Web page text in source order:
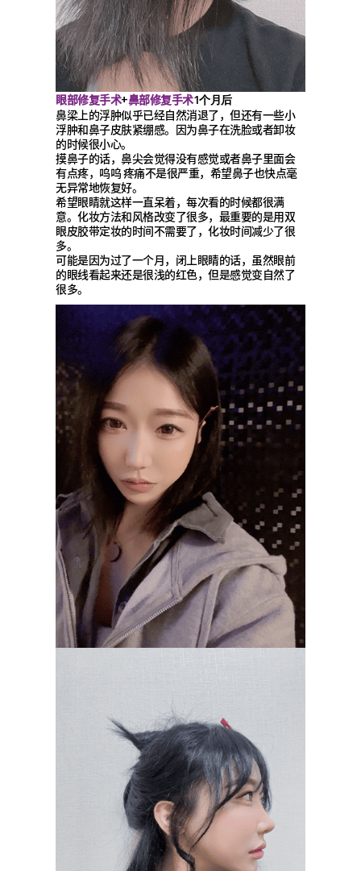
眼部修复手术+鼻部修复手术1个月后
鼻梁上的浮肿似乎已经自然消退了，但还有一些小
浮肿和鼻子皮肤紧绷感。因为鼻子在洗脸或者卸妆
的时候很小心。
摸鼻子的话，鼻尖会觉得没有感觉或者鼻子里面会
有点疼，呜呜 疼痛不是很严重，希望鼻子也快点毫
无异常地恢复好。
希望眼睛就这样一直呆着，每次看的时候都很满
意。化妆方法和风格改变了很多，最重要的是用双
眼皮胶带定妆的时间不需要了，化妆时间减少了很
多。
可能是因为过了一个月，闭上眼睛的话，虽然眼前
的眼线看起来还是很浅的红色，但是感觉变自然了
很多。